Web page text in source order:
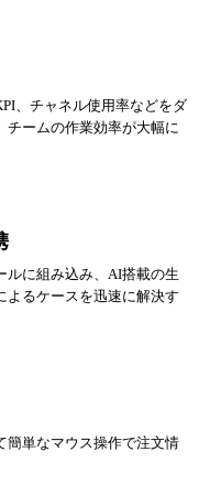
、チャネル使用率などをダ
チームの作業効率が大幅に
ルに組み込み、AI搭載の生
よるケースを迅速に解決す
簡単なマウス操作で注文情